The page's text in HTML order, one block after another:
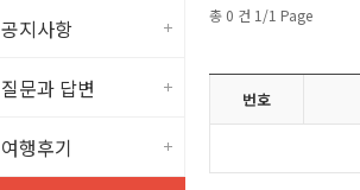
공지사항
질문과 답변
여행후기
총 0 건 1/1 Page
번호